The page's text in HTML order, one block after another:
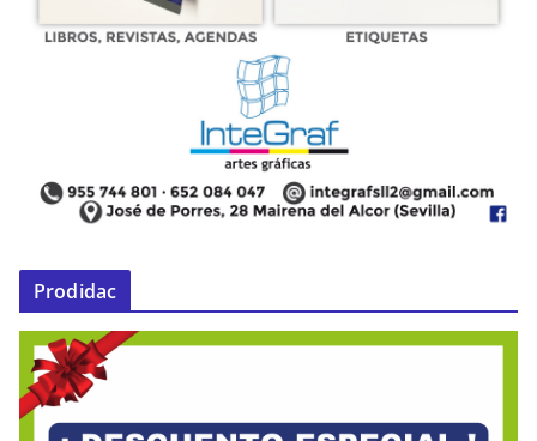
Prodidac